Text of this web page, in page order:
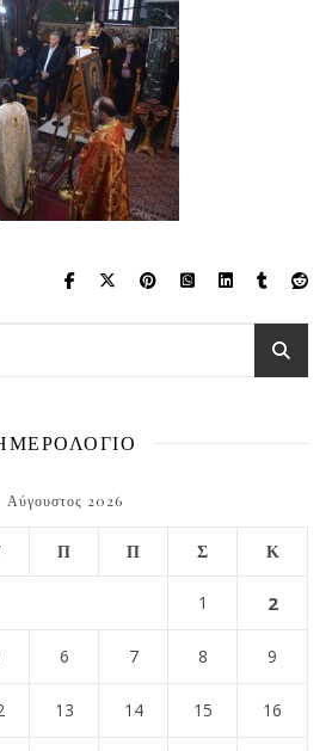
Αύγουστος 2026
Π Π Σ Κ
1 2
6 7 8 9
13 14 15 16